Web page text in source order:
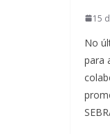
15
No
para